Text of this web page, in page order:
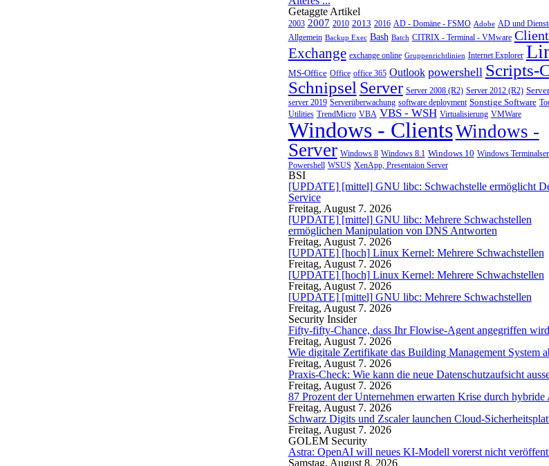
Getaggte Artikel
2003 2007 2010 2013 2016 AD - Domäne - FSMO Adobe AD und
Allgemein Backup Exec Bash Batch CITRIX - Terminal - VMware Client
Exchange exchange online Gruppenrichtlinien Internet Explorer
MS-Office Office office 365 Outlook powershell Scripts-
SchnipselServer Server 2008 (R2) Server 2012 (R2)
server 2019 Serverüberwachung software deployment Sonstige Software
Utilities TrendMicro VBA VBS - WSH Virtualisierung VMWare
Windows - ClientsWindows -
Server Windows 8 Windows 8.1 Windows 10 Windows
Powershell WSUS XenApp, Presentaion Server
BSI
[UPDATE] [mittel] GNU libc: Schwachstelle ermöglicht
Service
Freitag, August 7. 2026
[UPDATE] [mittel] GNU libc: Mehrere Schwachstellen
ermöglichen Manipulation von DNS Antworten
Freitag, August 7. 2026
[UPDATE] [hoch] Linux Kernel: Mehrere Schwachstellen
Freitag, August 7. 2026
[UPDATE] [hoch] Linux Kernel: Mehrere Schwachstellen
Freitag, August 7. 2026
[UPDATE] [mittel] GNU libc: Mehrere Schwachstellen
Freitag, August 7. 2026
Security Insider
Fifty-fifty-Chance, dass Ihr Flowise-Agent angegriffen wird
Freitag, August 7. 2026
Wie digitale Zertifikate das Building Management System
Freitag, August 7. 2026
Praxis-Check: Wie kann die neue Datenschutzaufsicht
Freitag, August 7. 2026
87 Prozent der Unternehmen erwarten Krise durch
Freitag, August 7. 2026
Schwarz Digits und Zscaler launchen Cloud-
Freitag, August 7. 2026
GOLEM Security
Astra: OpenAI will neues KI-Modell vorerst nicht
Samstag, August 8. 2026